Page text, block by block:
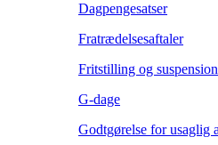
Dagpengesatser
Fratrædelsesaftaler
Fritstilling og suspension
G-dage
Godtgørelse for usaglig